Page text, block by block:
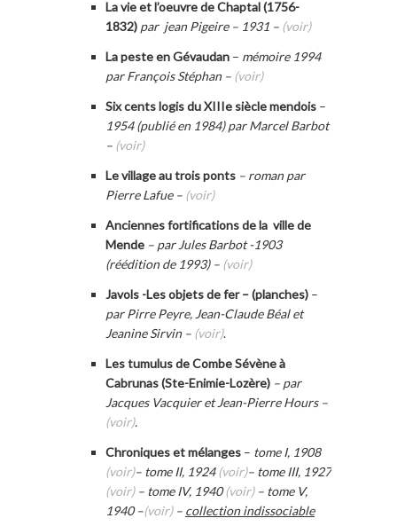
La vie et l’oeuvre de Chaptal (1756-
1832) par jean Pigeire – 1931 – (voir)
La peste en Gévaudan – mémoire 1994
par François Stéphan – (voir)
Six cents logis du XIIIe siècle mendois –
1954 (publié en 1984) par Marcel Barbot
– (voir)
Le village au trois ponts – roman par
Pierre Lafue – (voir)
Anciennes fortifications de la ville de
Mende – par Jules Barbot -1903
(réédition de 1993) – (voir)
Javols -Les objets de fer – (planches) –
par Pirre Peyre, Jean-Claude Béal et
Jeanine Sirvin – (voir).
Les tumulus de Combe Sévène à
Cabrunas (Ste-Enimie-Lozère) – par
Jacques Vacquier et Jean-Pierre Hours –
(voir).
Chroniques et mélanges – tome I, 1908
(voir)– tome II, 1924(voir)– tome III, 1927
(voir)– tome IV, 1940(voir)– tome V,
1940 –(voir)– collection indissociable